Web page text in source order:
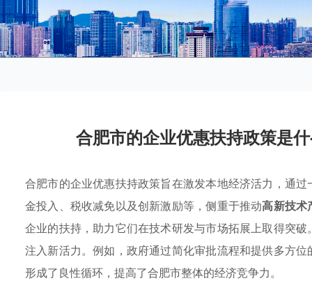
合肥市的企业优惠扶持政策是
合肥市的企业优惠扶持政策旨在激发本地经济活力，通
金投入、税收减免以及创新激励等，侧重于推动高新技术
企业的扶持，助力它们在技术研发与市场拓展上取得突
注入新活力。例如，政府通过简化审批流程和提供多方
形成了良性循环，提高了合肥市整体的经济竞争力。